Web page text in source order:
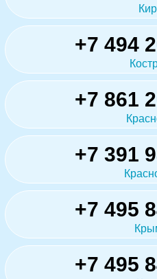
+7 494
+7 861
+7 391
+7 495
+7 495